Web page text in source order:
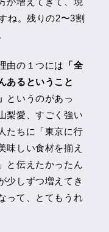
ね。残りの2〜3割
由の１つには
「全
あるということ
というのがあっ
梨愛、すごく強い
たちに「東京に行
味しい食材を揃え
と伝えたかったん
少しずつ増えてき
って、とてもうれ